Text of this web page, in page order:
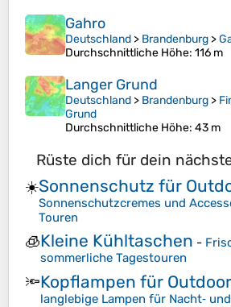
Gahro
Deutschland > Brandenburg >
Durchschnittliche Höhe: 116 m
Langer Grund
Deutschland > Brandenburg >
Grund
Durchschnittliche Höhe: 43 m
Rüste dich für dein
☀️Sonnenschutz für
Sonnenschutzcremes und
Touren
🧊Kleine Kühltaschen -
sommerliche Tagestouren
🔦Kopflampen für Outdoor
langlebige Lampen für Nacht‑